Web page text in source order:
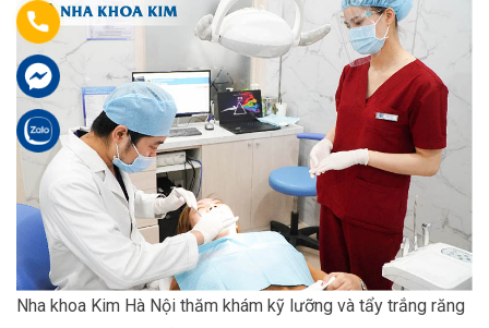
Nha khoa Kim Hà Nội thăm khám kỹ lưỡng và tẩy trắng răng